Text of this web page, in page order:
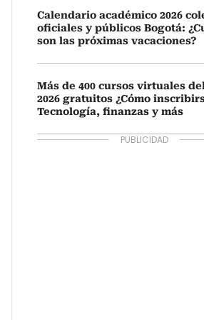
Calendario académico 2026
oficiales y públicos Bogotá:
son las próximas vacaciones?
Más de 400 cursos virtuales
2026 gratuitos ¿Cómo
Tecnología, finanzas y más